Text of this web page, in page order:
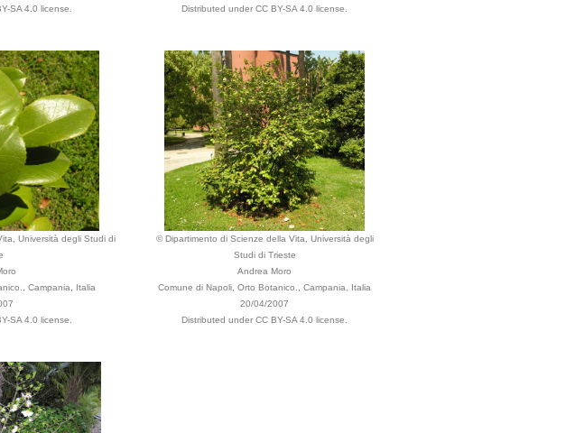
SA 4.0 license.
Distributed under CC BY-SA 4.0 license.
Università degli Studi di
Campania, Italia
SA 4.0 license.
© Dipartimento di Scienze della Vita, Università degli
Studi di Trieste
Andrea Moro
Comune di Napoli, Orto Botanico., Campania, Italia
20/04/2007
Distributed under CC BY-SA 4.0 license.